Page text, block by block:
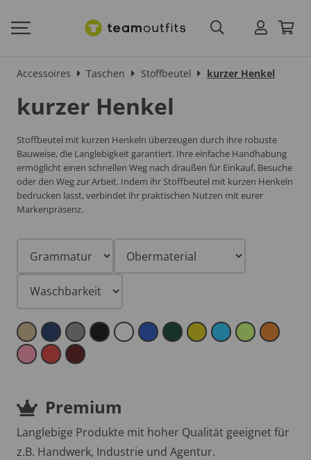
Accessoires Taschen Stoffbeutel kurzer Henkel
kurzer Henkel
Stoffbeutel mit kurzen Henkeln überzeugen durch ihre robuste
Bauweise, die Langlebigkeit garantiert. Ihre einfache Handhabung
ermöglicht einen schnellen Weg nach draußen für Einkauf, Besuche
oder den Weg zur Arbeit. Indem ihr Stoffbeutel mit kurzen Henkeln
bedrucken lasst, verbindet ihr praktischen Nutzen mit eurer
Markenpräsenz.
Premium
Langlebige Produkte mit hoher Qualität geeignet für
z.B. Handwerk, Industrie und Agentur.